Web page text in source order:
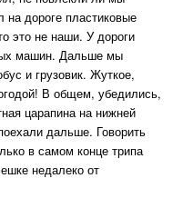
дороге пластиковые
это не наши. У дороги
машин. Дальше мы
и грузовик. Жуткое,
В общем, убедились,
царапина на нижней
дальше. Говорить
в самом конце трипа
недалеко от